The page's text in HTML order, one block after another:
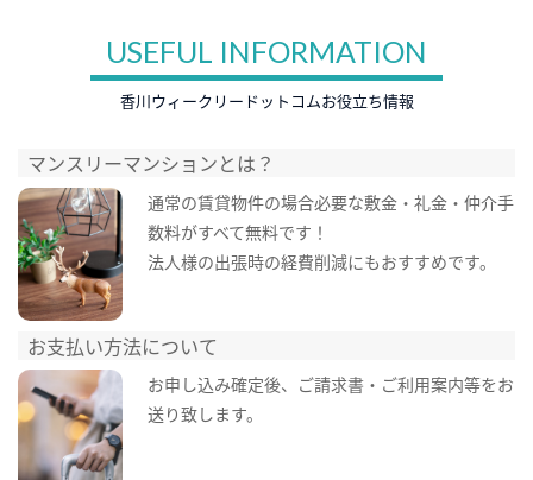
USEFUL INFORMATION
香川ウィークリードットコムお役立ち情報
マンスリーマンションとは？
通常の賃貸物件の場合必要な敷金・礼金・仲介手
数料がすべて無料です！
法人様の出張時の経費削減にもおすすめです。
お支払い方法について
お申し込み確定後、ご請求書・ご利用案内等をお
送り致します。